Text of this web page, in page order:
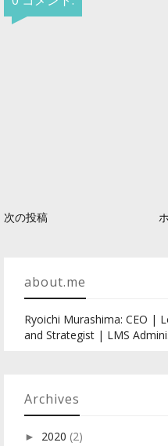
次の投稿
about.me
Ryoichi Murashima: CEO |
and Strategist | LMS
Archives
► 2020 (2)